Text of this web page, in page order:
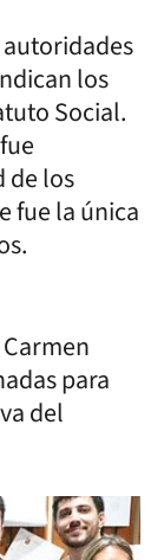
los
Social.
de los
fue la única
para
del